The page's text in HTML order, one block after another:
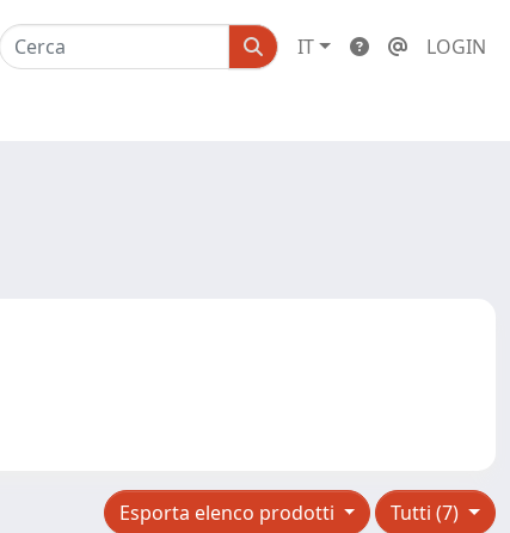
IT LOGIN
Tutti (7)
Esporta elenco prodotti